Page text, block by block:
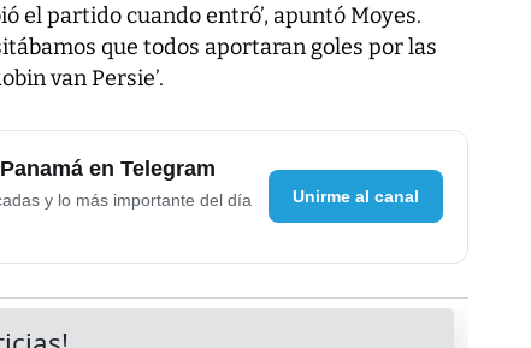
el partido cuando entró’, apuntó Moyes.
que todos aportaran goles por las
van Persie’.
en Telegram
y lo más importante del día
Unirme al canal